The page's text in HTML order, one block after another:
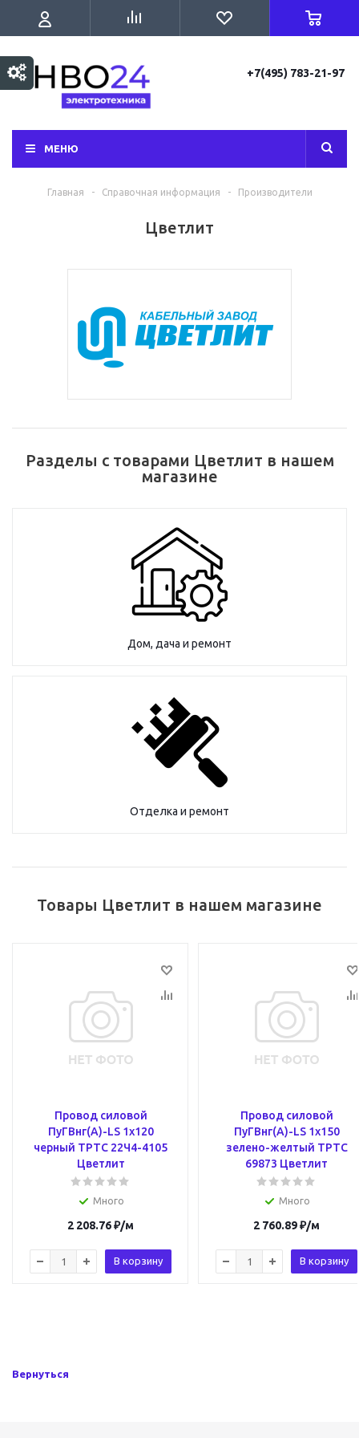
+7(495) 783-21-97
МЕНЮ
Главная - Справочная информация - Производители
Цветлит
Разделы с товарами Цветлит в нашем
магазине
Дом, дача и ремонт
Отделка и ремонт
Товары Цветлит в нашем магазине
Провод силовой
ПуГВнг(A)-LS 1х120
черный ТРТС 22Ч4-4105
Цветлит
Много
2 208.76₽/м
В корзину
Провод силовой
ПуГВнг(A)-LS 1х150
зелено-желтый ТРТС
69873 Цветлит
Много
2 760.89₽/м
В корзину
Вернуться